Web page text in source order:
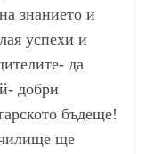
знанието и
успехи и
да
добри
бъдеще!
ще